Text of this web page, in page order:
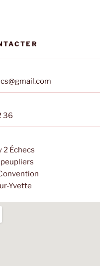
36
2 Échecs
Yvette